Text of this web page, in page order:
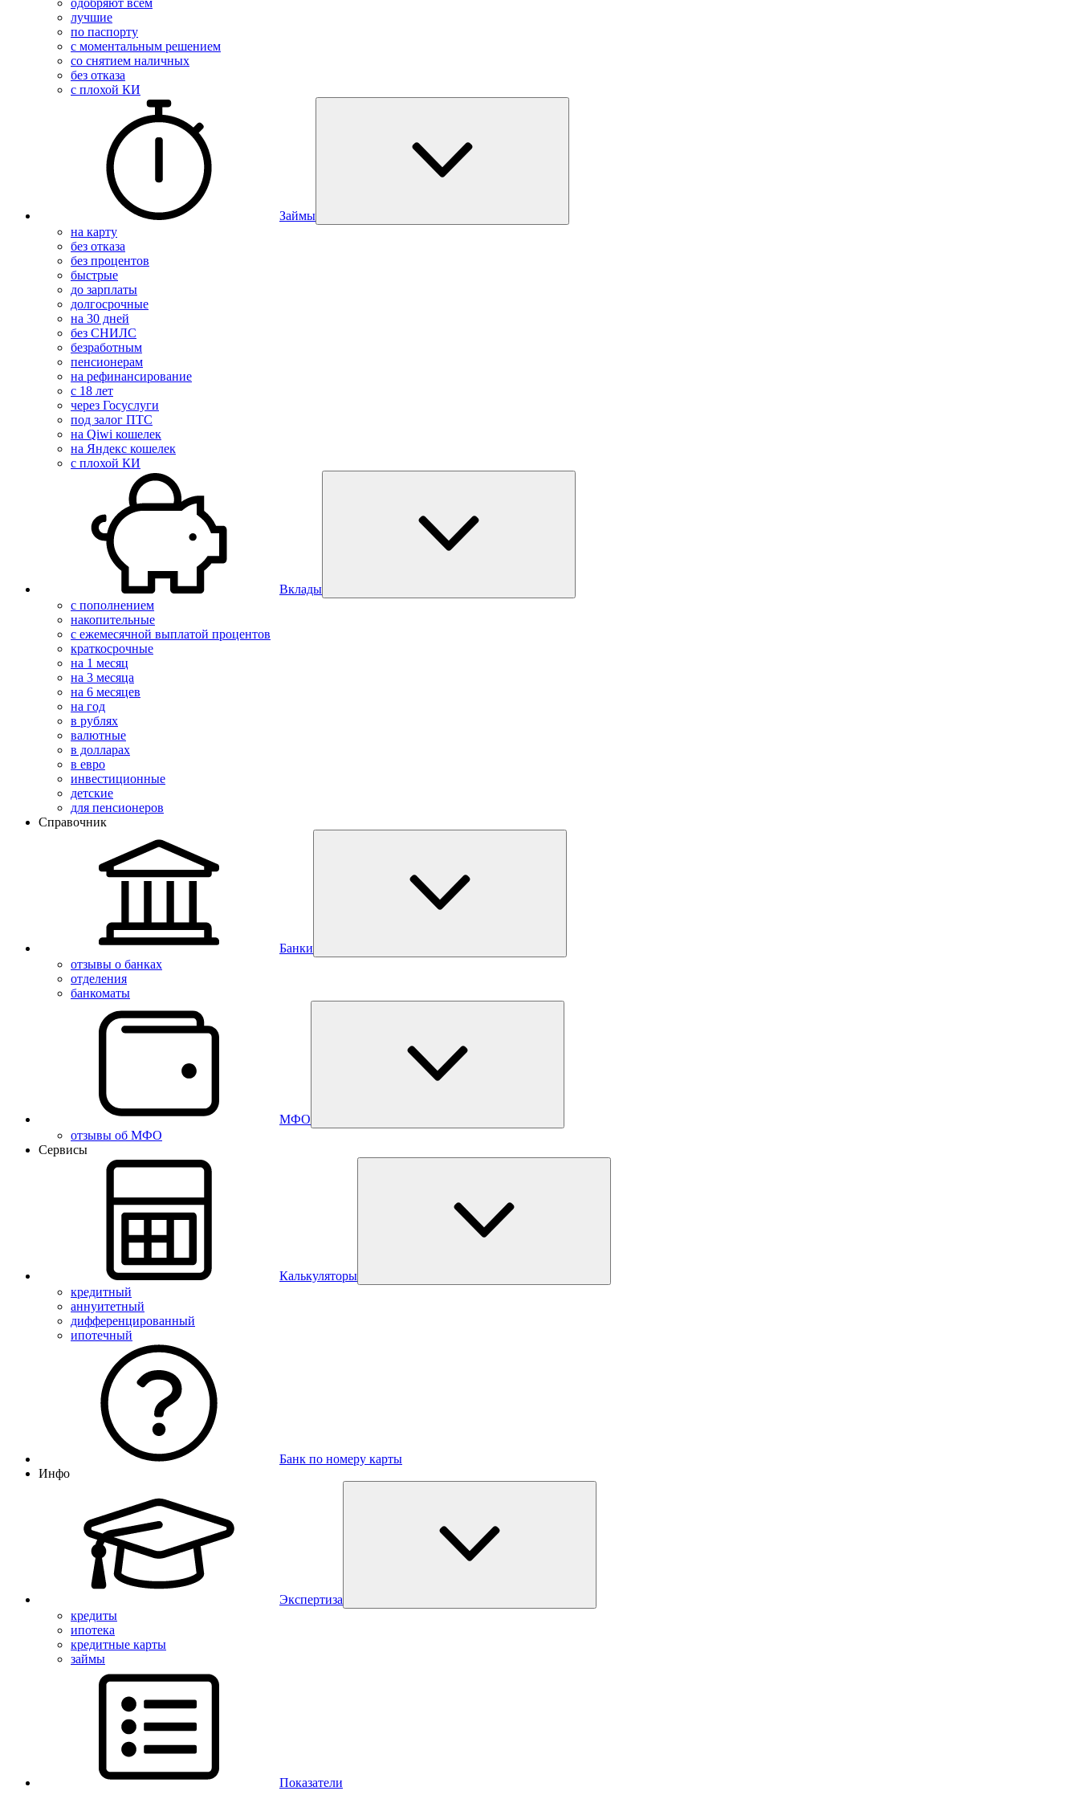
одобряют всем
лучшие
по паспорту
с моментальным решением
со снятием наличных
без отказа
с плохой КИ
Займы
на карту
без отказа
без процентов
быстрые
до зарплаты
долгосрочные
на 30 дней
без СНИЛС
безработным
пенсионерам
на рефинансирование
с 18 лет
через Госуслуги
под залог ПТС
на Qiwi кошелек
на Яндекс кошелек
с плохой КИ
Вклады
с пополнением
накопительные
с ежемесячной выплатой процентов
краткосрочные
на 1 месяц
на 3 месяца
на 6 месяцев
на год
в рублях
валютные
в долларах
в евро
инвестиционные
детские
для пенсионеров
Справочник
Банки
отзывы о банках
отделения
банкоматы
МФО
отзывы об МФО
Сервисы
Калькуляторы
кредитный
аннуитетный
дифференцированный
ипотечный
Банк по номеру карты
Инфо
Экспертиза
кредиты
ипотека
кредитные карты
займы
Показатели